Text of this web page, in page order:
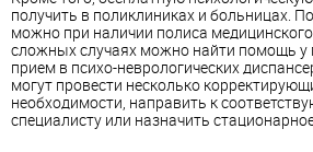
получить в поликлиниках и больницах.
можно при наличии полиса
сложных случаях можно найти помощь у
прием в психо-неврологических
могут провести несколько
необходимости, направить к
специалисту или назначить